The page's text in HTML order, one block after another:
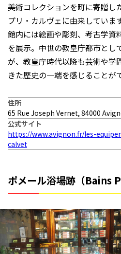
美術コレクションを町に寄贈し
プリ・カルヴェに由来しています
館内には絵画や彫刻、考古学資
を展示。中世の教皇庁都市とし
が、教皇庁時代以降も芸術や学
きた歴史の一端を感じることが
住所
65 Rue Joseph Vernet, 84000
公式サイト
https://www.avignon.fr/les-
calvet
ポメール浴場跡（Bains